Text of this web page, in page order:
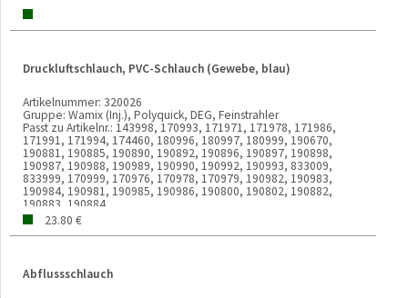
Druckluftschlauch, PVC-Schlauch (Gewebe, blau)
Artikelnummer: 320026
Gruppe: Wamix (Inj.), Polyquick, DEG, Feinstrahler
Passt zu Artikelnr.: 143998, 170993, 171971, 171978, 171986,
171991, 171994, 174460, 180996, 180997, 180999, 190670,
190881, 190885, 190890, 190892, 190896, 190897, 190898,
190987, 190988, 190989, 190990, 190992, 190993, 833009,
833999, 170999, 170976, 170978, 170979, 190982, 190983,
190984, 190981, 190985, 190986, 190800, 190802, 190882,
190883, 190884
Verkaufseinheit:
Gewicht:31g
23.80 €
Abflussschlauch